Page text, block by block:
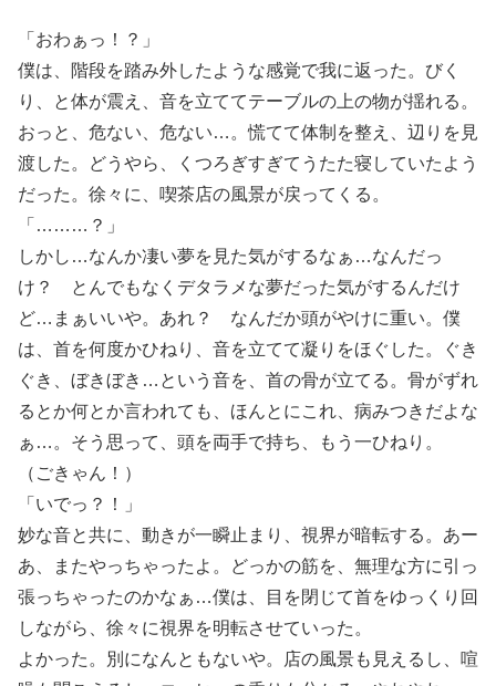
「おわぁっ！？」
僕は、階段を踏み外したような感覚で我に返った。びく
り、と体が震え、音を立ててテーブルの上の物が揺れる。
おっと、危ない、危ない…。慌てて体制を整え、辺りを見
渡した。どうやら、くつろぎすぎてうたた寝していたよう
だった。徐々に、喫茶店の風景が戻ってくる。
「………？」
しかし…なんか凄い夢を見た気がするなぁ…なんだっ
け？ とんでもなくデタラメな夢だった気がするんだけ
ど…まぁいいや。あれ？ なんだか頭がやけに重い。僕
は、首を何度かひねり、音を立てて凝りをほぐした。ぐき
ぐき、ぼきぼき…という音を、首の骨が立てる。骨がずれ
るとか何とか言われても、ほんとにこれ、病みつきだよな
ぁ…。そう思って、頭を両手で持ち、もう一ひねり。
（ごきゃん！）
「いでっ？！」
妙な音と共に、動きが一瞬止まり、視界が暗転する。あー
あ、またやっちゃったよ。どっかの筋を、無理な方に引っ
張っちゃったのかなぁ…僕は、目を閉じて首をゆっくり回
しながら、徐々に視界を明転させていった。
よかった。別になんともないや。店の風景も見えるし、喧